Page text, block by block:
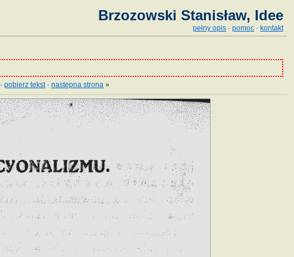
Brzozowski Stanisław, Idee
pełny opis · pomoc · kontakt
·pobierz tekst·następna strona »